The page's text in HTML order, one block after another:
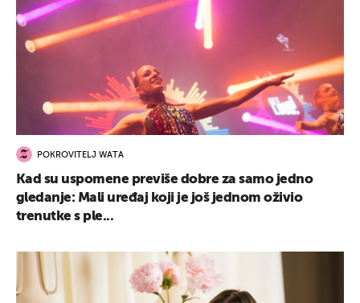
POKROVITELJ WATA
Kad su uspomene previše dobre za samo jedno
gledanje: Mali uređaj koji je još jednom oživio
trenutke s ple...